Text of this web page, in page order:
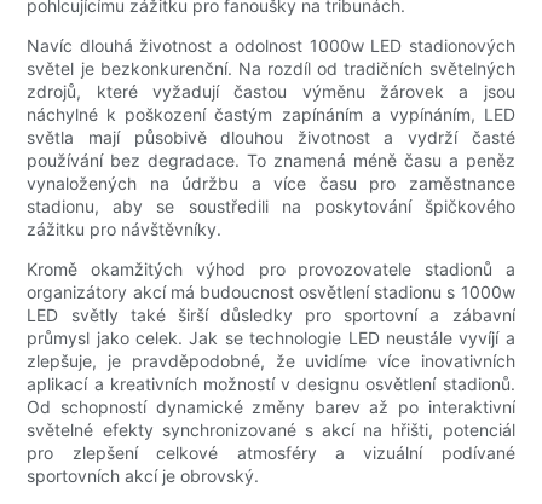
pohlcujícímu zážitku pro fanoušky na tribunách.
Navíc dlouhá životnost a odolnost 1000w LED stadionových
světel je bezkonkurenční. Na rozdíl od tradičních světelných
zdrojů, které vyžadují častou výměnu žárovek a jsou
náchylné k poškození častým zapínáním a vypínáním, LED
světla mají působivě dlouhou životnost a vydrží časté
používání bez degradace. To znamená méně času a peněz
vynaložených na údržbu a více času pro zaměstnance
stadionu, aby se soustředili na poskytování špičkového
zážitku pro návštěvníky.
Kromě okamžitých výhod pro provozovatele stadionů a
organizátory akcí má budoucnost osvětlení stadionu s 1000w
LED světly také širší důsledky pro sportovní a zábavní
průmysl jako celek. Jak se technologie LED neustále vyvíjí a
zlepšuje, je pravděpodobné, že uvidíme více inovativních
aplikací a kreativních možností v designu osvětlení stadionů.
Od schopností dynamické změny barev až po interaktivní
světelné efekty synchronizované s akcí na hřišti, potenciál
pro zlepšení celkové atmosféry a vizuální podívané
sportovních akcí je obrovský.